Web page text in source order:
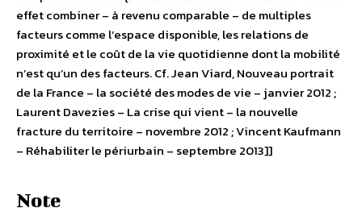
effet combiner – à revenu comparable – de multiples
facteurs comme l’espace disponible, les relations de
proximité et le coût de la vie quotidienne dont la mobilité
n’est qu’un des facteurs. Cf. Jean Viard, Nouveau portrait
de la France – la société des modes de vie – janvier 2012 ;
Laurent Davezies – La crise qui vient – la nouvelle
fracture du territoire – novembre 2012 ; Vincent Kaufmann
– Réhabiliter le périurbain – septembre 2013]]
Note